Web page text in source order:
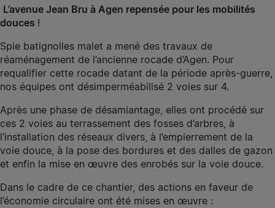
L’avenue Jean Bru à Agen repensée pour les mobilités
douces !
Spie batignolles malet a mené des travaux de
réaménagement de l’ancienne rocade d’Agen. Pour
requalifier cette rocade datant de la période après-guerre,
nos équipes ont désimperméabilisé 2 voies sur 4.
Après une phase de désamiantage, elles ont procédé sur
ces 2 voies au terrassement des fosses d’arbres, à
l’installation des réseaux divers, à l’empierrement de la
voie douce, à la pose des bordures et des dalles de gazon
et enfin la mise en œuvre des enrobés sur la voie douce.
Dans le cadre de ce chantier, des actions en faveur de
l’économie circulaire ont été mises en œuvre :